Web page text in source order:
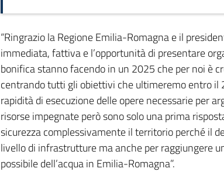
“Ringrazio la Regione Emilia-Romagna e il
immediata, fattiva e l’opportunità di presentare
bonifica stanno facendo in un 2025 che per noi è
centrando tutti gli obiettivi che ultimeremo entro il
rapidità di esecuzione delle opere necessarie per
risorse impegnate però sono solo una prima
sicurezza complessivamente il territorio perché il
livello di infrastrutture ma anche per raggiungere
possibile dell’acqua in Emilia-Romagna”.